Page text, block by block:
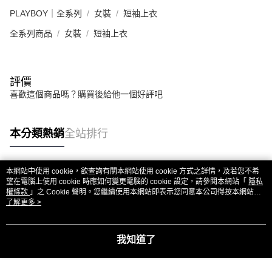
PLAYBOY｜全系列 女裝 短袖上衣
全系列商品 女裝 短袖上衣
評價
喜歡這個商品嗎？購買後給他一個好評吧
本分類熱銷全站排行
熱門標籤
本網站中使用 cookie，欲查詢有關本網站使用 cookie 方式之詳情，及若您不希
望在電腦上使用 cookie 時應如何變更電腦的 cookie 設定，請參閱本網站「 隱私
權條款 」之 Cookie 聲明。您繼續使用本網站即表示您同意本公司得按本網站使
用條款之 Cookie 聲明使用 cookie。
了解更多 >
我知道了